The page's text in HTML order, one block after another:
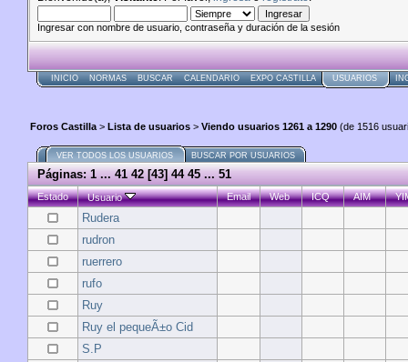
Ingresar con nombre de usuario, contraseña y duración de la sesión
INICIO NORMAS BUSCAR CALENDARIO EXPO CASTILLA USUARIOS
Foros Castilla > Lista de usuarios > Viendo usuarios 1261 a 1290 (de 1516
VER TODOS LOS USUARIOS BUSCAR POR USUARIOS
Páginas:1 ...41 42[43]44 45 ...51
Estado Usuario Email Web ICQ AIM
Rudera
rudron
ruerrero
rufo
Ruy
Ruy el pequeÃ±o Cid
S.P